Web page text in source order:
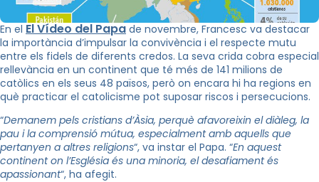
En el El Vídeo del Papa de novembre, Francesc va destacar
la importància d’impulsar la convivència i el respecte mutu
entre els fidels de diferents credos. La seva crida cobra especial
rellevància en un continent que té més de 141 milions de
catòlics en els seus 48 països, però on encara hi ha regions en
què practicar el catolicisme pot suposar riscos i persecucions.
“Demanem pels cristians d’Àsia, perquè afavoreixin el diàleg, la
pau i la comprensió mútua, especialment amb aquells que
pertanyen a altres religions“, va instar el Papa. “En aquest
continent on l’Església és una minoria, el desafiament és
apassionant“, ha afegit.